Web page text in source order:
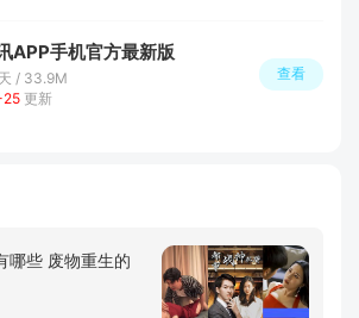
APP手机官方最新版
/ 33.9M
更新
查看
哪些 废物重生的